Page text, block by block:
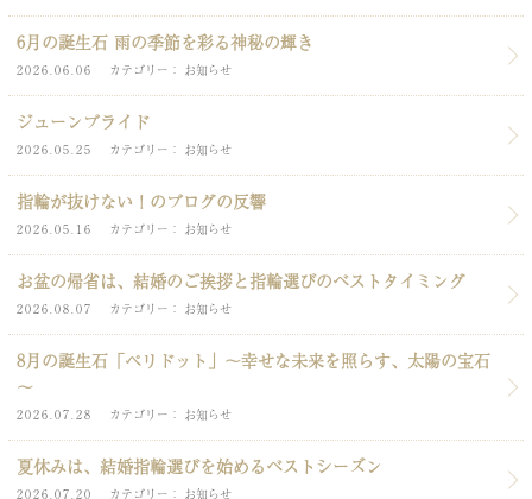
6月の誕生石 雨の季節を彩る神秘の輝き
2026.06.06 カテゴリー お知らせ
ジューンブライド
2026.05.25 カテゴリー お知らせ
指輪が抜けない！のブログの反響
2026.05.16 カテゴリー お知らせ
お盆の帰省は、結婚のご挨拶と指輪選びのベストタイミング
2026.08.07 カテゴリー お知らせ
8月の誕生石「ペリドット」～幸せな未来を照らす、太陽の宝石
～
2026.07.28 カテゴリー お知らせ
夏休みは、結婚指輪選びを始めるベストシーズン
2026.07.20 カテゴリー お知らせ